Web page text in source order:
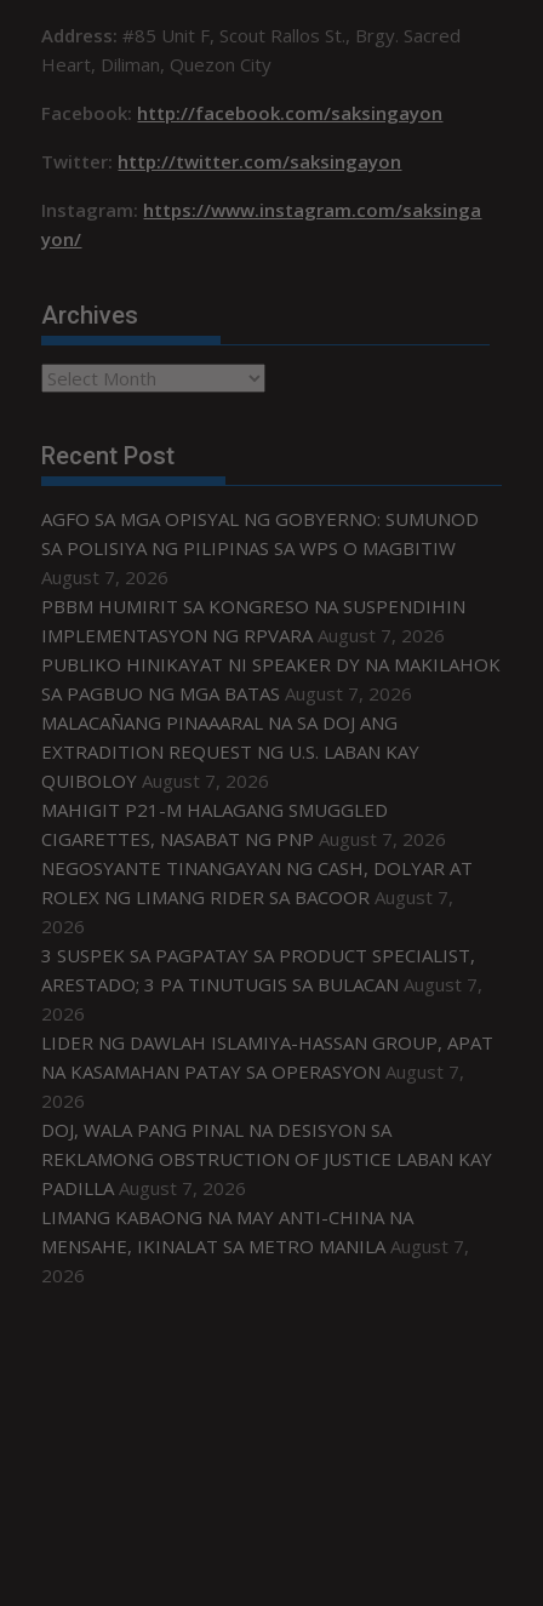
Address:#85 Unit F, Scout Rallos St., Brgy. Sacred
Heart, Diliman, Quezon City
Facebook: http://facebook.com/saksingayon
Twitter: http://twitter.com/saksingayon
Instagram: https://www.instagram.com/saksinga
yon/
Archives
Archives
Recent Post
AGFO SA MGA OPISYAL NG GOBYERNO: SUMUNOD
SA POLISIYA NG PILIPINAS SA WPS O MAGBITIW
August 7, 2026
PBBM HUMIRIT SA KONGRESO NA SUSPENDIHIN
IMPLEMENTASYON NG RPVARA August 7, 2026
PUBLIKO HINIKAYAT NI SPEAKER DY NA MAKILAHOK
SA PAGBUO NG MGA BATAS August 7, 2026
MALACAÑANG PINAAARAL NA SA DOJ ANG
EXTRADITION REQUEST NG U.S. LABAN KAY
QUIBOLOY August 7, 2026
MAHIGIT P21-M HALAGANG SMUGGLED
CIGARETTES, NASABAT NG PNP August 7, 2026
NEGOSYANTE TINANGAYAN NG CASH, DOLYAR AT
ROLEX NG LIMANG RIDER SA BACOOR August 7,
2026
3 SUSPEK SA PAGPATAY SA PRODUCT SPECIALIST,
ARESTADO; 3 PA TINUTUGIS SA BULACAN August 7,
2026
LIDER NG DAWLAH ISLAMIYA-HASSAN GROUP, APAT
NA KASAMAHAN PATAY SA OPERASYON August 7,
2026
DOJ, WALA PANG PINAL NA DESISYON SA
REKLAMONG OBSTRUCTION OF JUSTICE LABAN KAY
PADILLA August 7, 2026
LIMANG KABAONG NA MAY ANTI-CHINA NA
MENSAHE, IKINALAT SA METRO MANILA August 7,
2026